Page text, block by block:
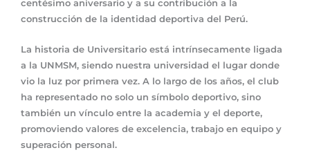
centésimo aniversario y a su contribución a la
construcción de la identidad deportiva del Perú.
La historia de Universitario está intrínsecamente ligada
a la UNMSM, siendo nuestra universidad el lugar donde
vio la luz por primera vez. A lo largo de los años, el club
ha representado no solo un símbolo deportivo, sino
también un vínculo entre la academia y el deporte,
promoviendo valores de excelencia, trabajo en equipo y
superación personal.